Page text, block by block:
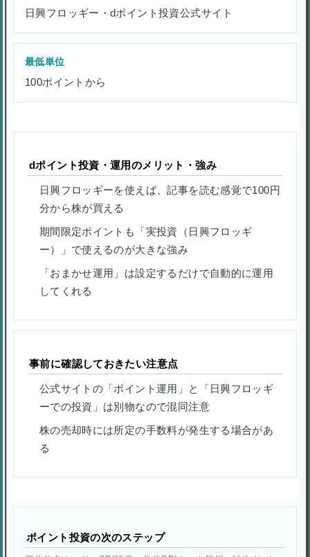
日興フロッギー・dポイント投資公式サイト
最低単位
100ポイントから
dポイント投資・運用のメリット・強み
日興フロッギーを使えば、記事を読む感覚で100円
分から株が買える
期間限定ポイントも「実投資（日興フロッギ
ー）」で使えるのが大きな強み
「おまかせ運用」は設定するだけで自動的に運用
してくれる
事前に確認しておきたい注意点
公式サイトの「ポイント運用」と「日興フロッギ
ーでの投資」は別物なので混同注意
株の売却時には所定の手数料が発生する場合があ
る
ポイント投資の次のステップ